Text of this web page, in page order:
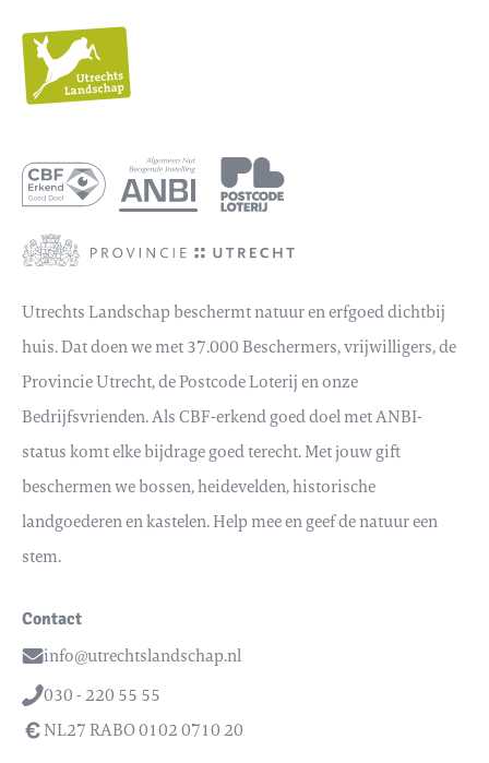
Utrechts Landschap beschermt natuur en erfgoed dichtbij
huis. Dat doen we met 37.000 Beschermers, vrijwilligers, de
Provincie Utrecht, de Postcode Loterij en onze
Bedrijfsvrienden. Als CBF-erkend goed doel met ANBI-
status komt elke bijdrage goed terecht. Met jouw gift
beschermen we bossen, heidevelden, historische
landgoederen en kastelen. Help mee en geef de natuur een
stem.
Contact
Email
info@utrechtslandschap.nl
Telefoon
030 - 220 55 55
NL27 RABO 0102 0710 20